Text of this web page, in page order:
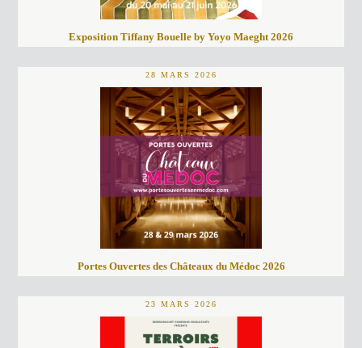
Exposition Tiffany Bouelle by Yoyo Maeght 2026
28 MARS 2026
Portes Ouvertes des Châteaux du Médoc 2026
23 MARS 2026